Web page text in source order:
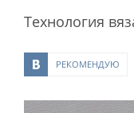
Технология
РЕКОМЕНДУЮ